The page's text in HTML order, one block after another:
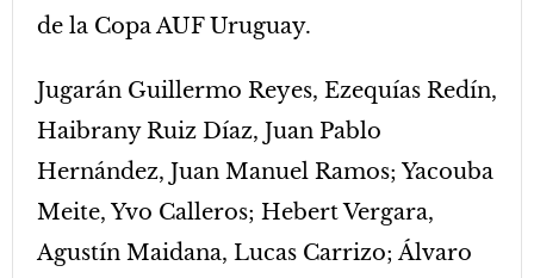
de la Copa AUF Uruguay.
Jugarán Guillermo Reyes, Ezequías Redín,
Haibrany Ruiz Díaz, Juan Pablo
Hernández, Juan Manuel Ramos; Yacouba
Meite, Yvo Calleros; Hebert Vergara,
Agustín Maidana, Lucas Carrizo; Álvaro